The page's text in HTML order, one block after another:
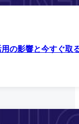
の影響と今すぐ取